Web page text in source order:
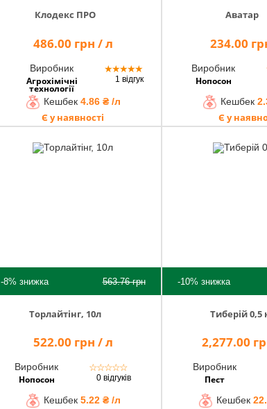
Клодекс ПРО
486.00 грн / л
Виробник
Агрохімічні
технології
★★★★★
1 відгук
Кешбек 4.86 ₴ /л
Є у наявності
Аватар
234.00
Виробник
Нопосон
Кешбек
Є у
-8% знижка 563.76грн
Торлайтінг, 10л
522.00 грн / л
Виробник
Нопосон
☆☆☆☆☆
0 відгуків
Кешбек 5.22 ₴ /л
-10% знижка
Тиберій 0,5
2,277.00
Виробник
Пест
Кешбек